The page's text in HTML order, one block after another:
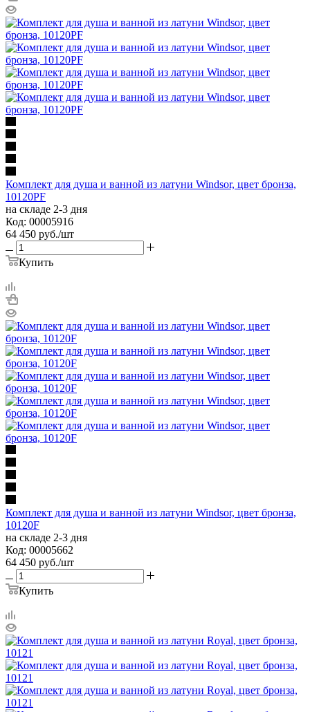
Комплект для душа и ванной из латуни Windsor, цвет бронза,
10120PF
на складе 2-3 дня
Код: 00005916
64 450 руб./шт
Купить
Комплект для душа и ванной из латуни Windsor, цвет бронза,
10120F
на складе 2-3 дня
Код: 00005662
64 450 руб./шт
Купить